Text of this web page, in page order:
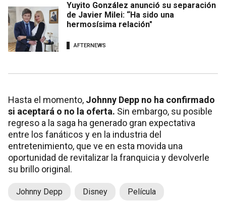
Yuyito González anunció su separación
de Javier Milei: “Ha sido una
hermosísima relación"
AFTERNEWS
Hasta el momento, Johnny Depp no ha confirmado
si aceptará o no la oferta. Sin embargo, su posible
regreso a la saga ha generado gran expectativa
entre los fanáticos y en la industria del
entretenimiento, que ve en esta movida una
oportunidad de revitalizar la franquicia y devolverle
su brillo original.
Johnny Depp Disney Película